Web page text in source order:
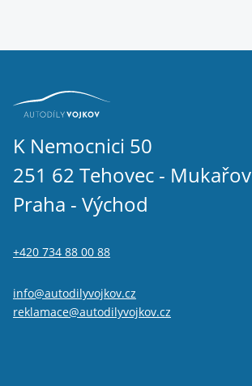
K Nemocnici 50
251 62 Tehovec - Mukařov
Praha - Východ
+420 734 88 00 88
info@autodilyvojkov.cz
reklamace@autodilyvojkov.cz